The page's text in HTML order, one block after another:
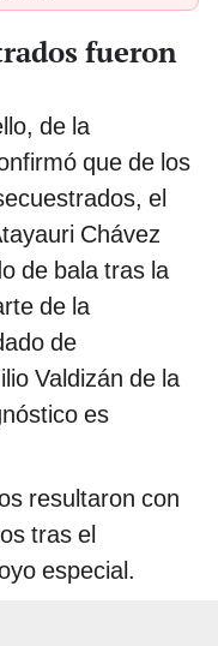
fueron
de la
que de los
el
Chávez
de bala tras la
de la
de
Valdizán de la
es
resultaron con
tras el
especial.